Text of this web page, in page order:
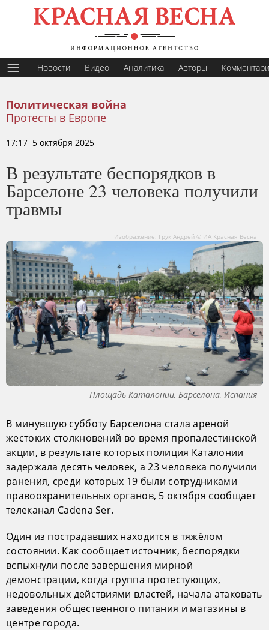
Новости Видео Аналитика Авторы
Политическая война
Протесты в Европе
17:17 5 октября 2025
В результате беспорядков в
Барселоне 23 человека получили
травмы
Изображение: Грук Андрей © ИА Красная Весна
Площадь Каталонии, Барселона, Испания
В минувшую субботу Барселона стала ареной
жестоких столкновений во время пропалестинской
акции, в результате которых полиция Каталонии
задержала десять человек, а 23 человека получили
ранения, среди которых 19 были сотрудниками
правоохранительных органов, 5 октября сообщает
телеканал Cadena Ser.
Один из пострадавших находится в тяжёлом
состоянии. Как сообщает источник, беспорядки
вспыхнули после завершения мирной
демонстрации, когда группа протестующих,
недовольных действиями властей, начала атаковать
заведения общественного питания и магазины в
центре города.